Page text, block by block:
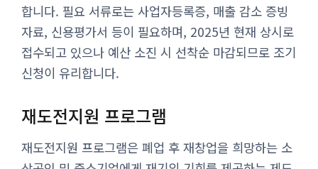
합니다. 필요 서류로는 사업자등록증, 매출 감소 증빙
자료, 신용평가서 등이 필요하며, 2025년 현재 상시로
접수되고 있으나 예산 소진 시 선착순 마감되므로 조기
신청이 유리합니다.
재도전지원 프로그램
재도전지원 프로그램은 폐업 후 재창업을 희망하는 소